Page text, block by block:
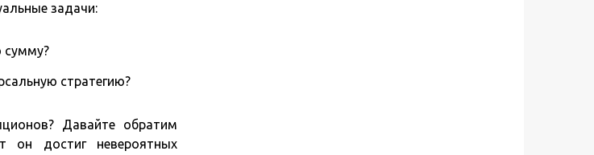
задачи:
сумму?
стратегию?
Давайте обратим
он достиг невероятных